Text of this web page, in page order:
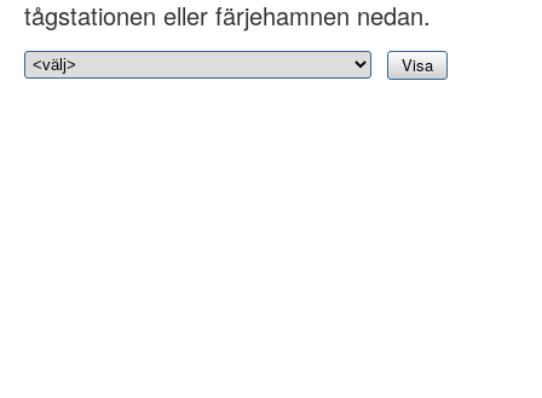
tågstationen eller färjehamnen nedan.
Visa